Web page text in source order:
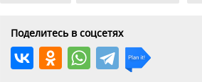
Поделитесь в соцсетях